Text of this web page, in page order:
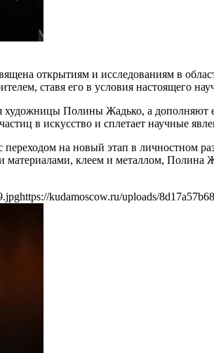
открытиям и исследованиям в
ставя его в условия настоящего
Полины Жадько, а дополняют
в искусство и сплетает научные
на новый этап в личностном
клеем и металлом, Полина
https://kudamoscow.ru/uploads/